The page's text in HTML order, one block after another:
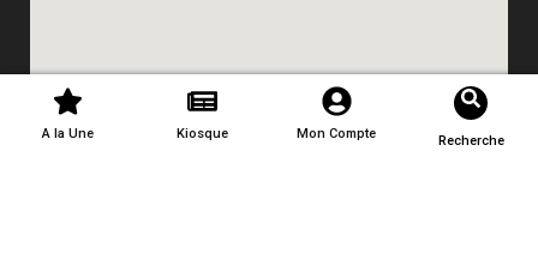
A la Une Kiosque Mon Compte Recherche